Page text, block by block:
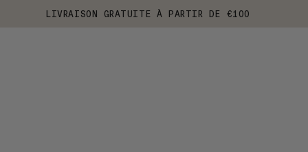
LIVRAISON GRATUITE À PARTIR DE €100